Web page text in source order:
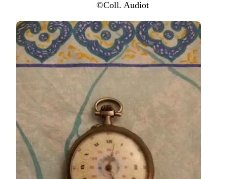
©Coll. Audiot